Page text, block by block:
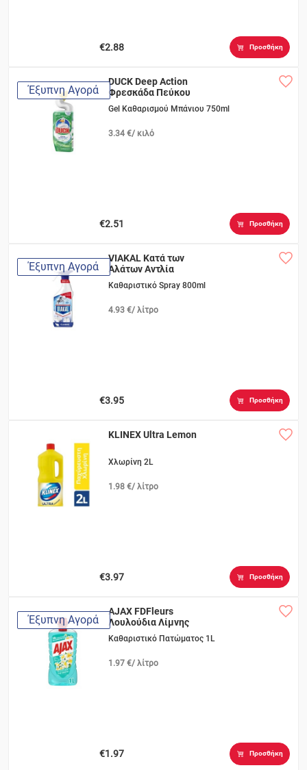
€2.88 Προσθήκη
Έξυπνη Αγορά
DUCK Deep Action
Φρεσκάδα Πεύκου
Gel Καθαρισμού Μπάνιου 750ml
3.34 €/ κιλό
€2.51 Προσθήκη
Έξυπνη Αγορά
VIAKAL Κατά των
Αλάτων Αντλία
Καθαριστικό Spray 800ml
4.93 €/ λίτρο
€3.95 Προσθήκη
KLINEX Ultra Lemon
Χλωρίνη 2L
1.98 €/ λίτρο
€3.97 Προσθήκη
Έξυπνη Αγορά
AJAX FDFleurs
Λουλούδια Λίμνης
Καθαριστικό Πατώματος 1L
1.97 €/ λίτρο
€1.97 Προσθήκη